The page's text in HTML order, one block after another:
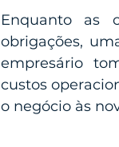
Enquanto as
obrigações,
empresário
custos
o negócio às